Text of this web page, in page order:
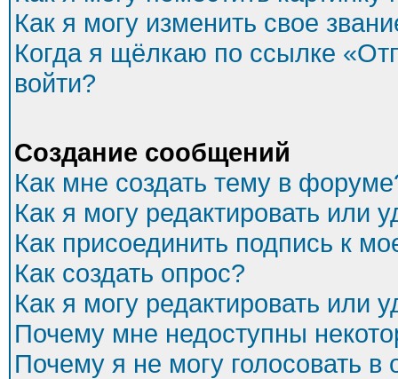
Как я могу изменить свое
Когда я щёлкаю по ссылке
войти?
Создание сообщений
Как мне создать тему в
Как я могу редактировать или
Как присоединить подпись к
Как создать опрос?
Как я могу редактировать или
Почему мне недоступны
Почему я не могу голосовать в